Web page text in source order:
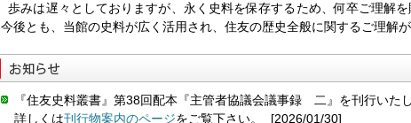
歩みは遅々としておりますが、永く史料を保存するため、何卒ご理解を
今後とも、当館の史料が広く活用され、住友の歴史全般に関するご理解
『住友史料叢書』第38回配本『主管者協議会議事録 二』を刊行いたし
詳しくは刊行物案内のページをご覧下さい。
[2026/01/30]